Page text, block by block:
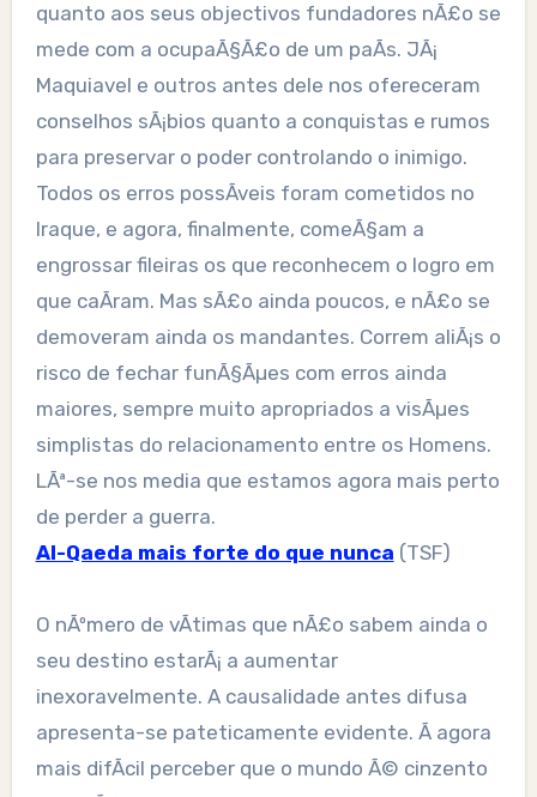
quanto aos seus objectivos fundadores nÃ£o se
mede com a ocupaÃ§Ã£o de um paÃ­s. JÃ¡
Maquiavel e outros antes dele nos ofereceram
conselhos sÃ¡bios quanto a conquistas e rumos
para preservar o poder controlando o inimigo.
Todos os erros possÃ­veis foram cometidos no
Iraque, e agora, finalmente, comeÃ§am a
engrossar fileiras os que reconhecem o logro em
que caÃ­ram. Mas sÃ£o ainda poucos, e nÃ£o se
demoveram ainda os mandantes. Correm aliÃ¡s o
risco de fechar funÃ§Ãµes com erros ainda
maiores, sempre muito apropriados a visÃµes
simplistas do relacionamento entre os Homens.
LÃª-se nos media que estamos agora mais perto
de perder a guerra.
Al-Qaeda mais forte do que nunca (TSF)
O nÃºmero de vÃ­timas que nÃ£o sabem ainda o
seu destino estarÃ¡ a aumentar
inexoravelmente. A causalidade antes difusa
apresenta-se pateticamente evidente. Ã agora
mais difÃ­cil perceber que o mundo Ã© cinzento